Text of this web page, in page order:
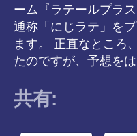
ーム『ラテールプラ
通称「にじラテ」を
ます。 正直なところ
たのですが、予想を
共有: